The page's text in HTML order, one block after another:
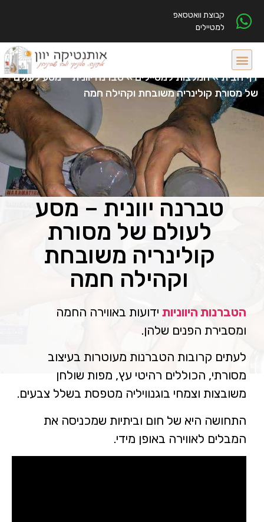
קבוצת וואטסאפ
למטיילים
דף הבית»המלצות למטיילים»טברנה יוונית – מסע לעולם
של מסורת קולינריה משובחת וקהילה חמה
טברנה יוונית – מסע
לעולם של מסורת
קולינריה משובחת
וקהילה חמה
הטברנות היווניותידועות באווירה החמה
לעתים קרובות הטברנות מעוטרות בעיצוב
מסורתי, הכוללים רהיטי עץ, מפות שולחן
התחושה היא של חום וביתיות שמכניסה את
המבלים לאווירה באופן מידי.